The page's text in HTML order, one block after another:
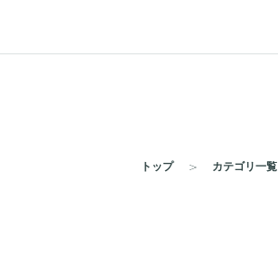
トップ カテゴリ一覧